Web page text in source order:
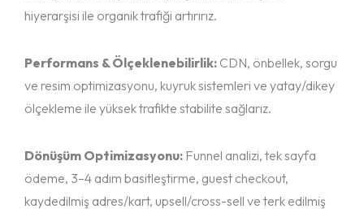
hiyerarşisi ile organik trafiği artırırız.
Performans & Ölçeklenebilirlik: CDN, önbellek, sorgu
ve resim optimizasyonu, kuyruk sistemleri ve yatay/dikey
ölçekleme ile yüksek trafikte stabilite sağlarız.
Dönüşüm Optimizasyonu: Funnel analizi, tek sayfa
ödeme, 3–4 adım basitleştirme, guest checkout,
kaydedilmiş adres/kart, upsell/cross-sell ve terk edilmiş